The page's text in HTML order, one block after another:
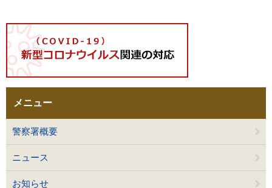
メニュー
警察署概要
ニュース
お知らせ